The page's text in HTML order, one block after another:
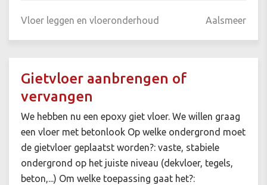
Vloer leggen en vloeronderhoud Aalsmeer
Gietvloer aanbrengen of
vervangen
We hebben nu een epoxy giet vloer. We willen graag
een vloer met betonlook Op welke ondergrond moet
de gietvloer geplaatst worden?: vaste, stabiele
ondergrond op het juiste niveau (dekvloer, tegels,
beton,...) Om welke toepassing gaat het?: